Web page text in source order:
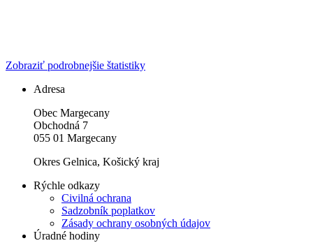
Zobraziť podrobnejšie štatistiky
Adresa
Obec Margecany
Obchodná 7
055 01 Margecany
Okres Gelnica, Košický kraj
Rýchle odkazy
Civilná ochrana
Sadzobník poplatkov
Zásady ochrany osobných údajov
Úradné hodiny